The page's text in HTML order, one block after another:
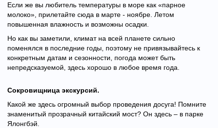
Если же вы любитель температуры в море как «парное
молоко», прилетайте сюда в марте - ноябре. Летом
повышенная влажность и возможны осадки.
Но как вы заметили, климат на всей планете сильно
поменялся в последние годы, поэтому не привязывайтесь к
конкретным датам и сезонности, погода может быть
непредсказуемой, здесь хорошо в любое время года.
Сокровищница экскурсий.
Какой же здесь огромный выбор проведения досуга! Помните
знаменитый прозрачный китайский мост? Он здесь – в парке
Ялонгбэй.